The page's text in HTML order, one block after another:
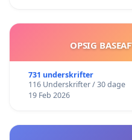
OPSIG
731 underskrifter
116 Underskrifter / 30 dage
19 Feb 2026